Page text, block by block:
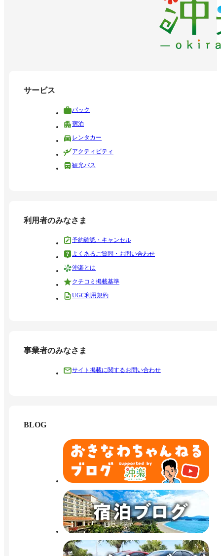
サービス
パック
宿泊
レンタカー
アクティビティ
観光バス
利用者のみなさま
予約確認・キャンセル
よくあるご質問・お問い合わせ
沖楽とは
クチコミ掲載基準
UGC利用規約
事業者のみなさま
サイト掲載に関するお問い合わせ
BLOG